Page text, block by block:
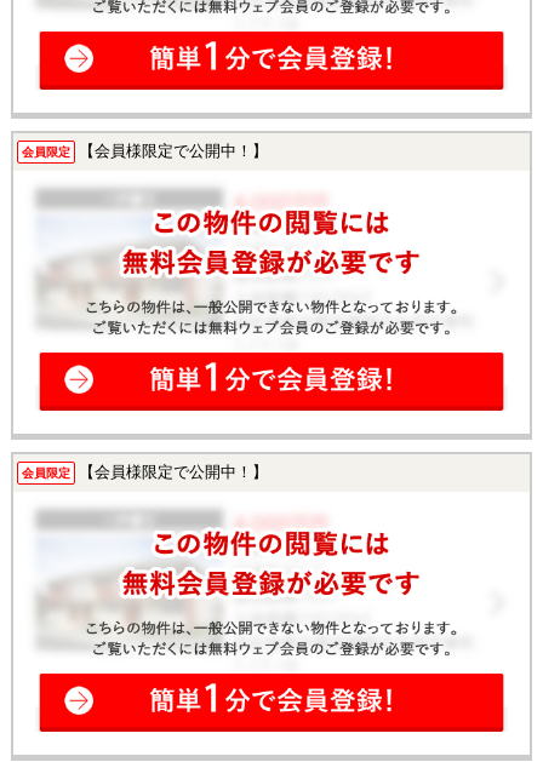
会員限定 【会員様限定で公開中！】
会員限定 【会員様限定で公開中！】